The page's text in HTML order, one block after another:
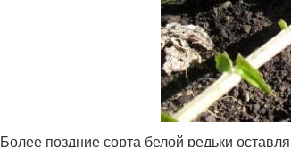
Более поздние сорта белой редьки